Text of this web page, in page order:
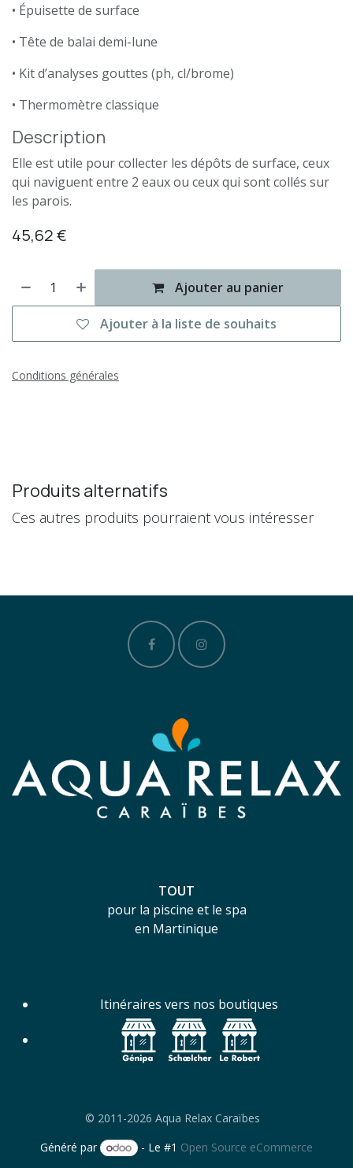
• Épuisette de surface
• Tête de balai demi-lune
• Kit d’analyses gouttes (ph, cl/brome)
• Thermomètre classique
Description
Elle est utile pour collecter les dépôts de surface, ceux
qui naviguent entre 2 eaux ou ceux qui sont collés sur
les parois.
45,62€
Ajouter au panier
Ajouter à la liste de souhaits
Conditions générales
Produits alternatifs
Ces autres produits pourraient vous intéresser
TOUT
pour la piscine et le spa
en Martinique
Itinéraires vers nos boutiques
© 2011-2026 Aqua Relax Caraïbes
Généré par
- Le #1 Open Source eCommerce